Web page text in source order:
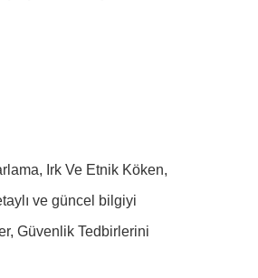
Irk Ve Etnik Köken,
ve güncel bilgiyi
Güvenlik Tedbirlerini